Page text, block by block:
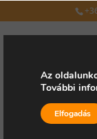
Válasszon
Az
További
Elfogadás